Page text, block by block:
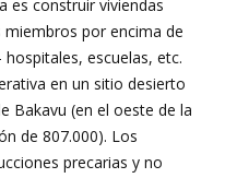
es construir viviendas
miembros por encima de
escuelas, etc.
en un sitio desierto
Bakavu (en el oeste de la
de 807.000). Los
precarias y no